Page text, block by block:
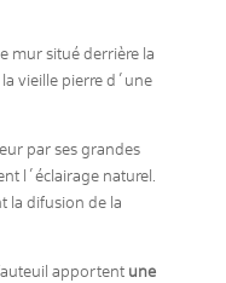
mur situé derrière la
vieille pierre d´une
par ses grandes
l´éclairage naturel.
la difusion de la
apportent une